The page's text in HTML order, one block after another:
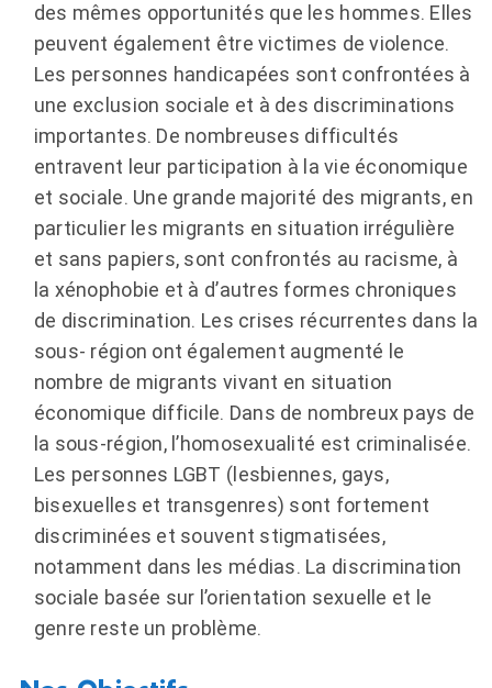
des mêmes opportunités que les hommes. Elles
peuvent également être victimes de violence.
Les personnes handicapées sont confrontées à
une exclusion sociale et à des discriminations
importantes. De nombreuses difficultés
entravent leur participation à la vie économique
et sociale. Une grande majorité des migrants, en
particulier les migrants en situation irrégulière
et sans papiers, sont confrontés au racisme, à
la xénophobie et à d’autres formes chroniques
de discrimination. Les crises récurrentes dans la
sous- région ont également augmenté le
nombre de migrants vivant en situation
économique difficile. Dans de nombreux pays de
la sous-région, l’homosexualité est criminalisée.
Les personnes LGBT (lesbiennes, gays,
bisexuelles et transgenres) sont fortement
discriminées et souvent stigmatisées,
notamment dans les médias. La discrimination
sociale basée sur l’orientation sexuelle et le
genre reste un problème.